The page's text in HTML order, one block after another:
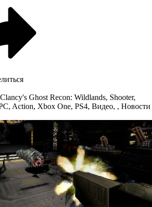
Ghost Recon: Wildlands, Shooter,
, Action, Xbox One, PS4, Видео, , Новости